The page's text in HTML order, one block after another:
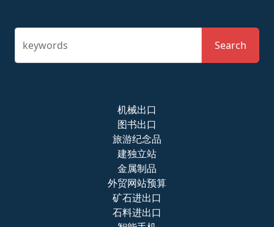
keywords Search
机械出口
图书出口
旅游纪念品
建独立站
金属制品
外贸网站预算
矿石进出口
石料进出口